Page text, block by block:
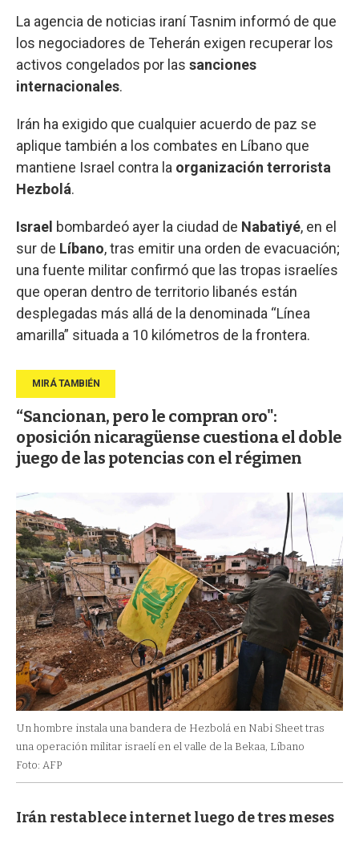
La agencia de noticias iraní Tasnim informó de que
los negociadores de Teherán exigen recuperar los
activos congelados por las sanciones
internacionales.
Irán ha exigido que cualquier acuerdo de paz se
aplique también a los combates en Líbano que
mantiene Israel contra la organización terrorista
Hezbolá.
Israel bombardeó ayer la ciudad de Nabatiyé, en el
sur de Líbano, tras emitir una orden de evacuación;
una fuente militar confirmó que las tropas israelíes
que operan dentro de territorio libanés están
desplegadas más allá de la denominada “Línea
amarilla” situada a 10 kilómetros de la frontera.
“Sancionan, pero le compran oro":
oposición nicaragüense cuestiona el doble
juego de las potencias con el régimen
Un hombre instala una bandera de Hezbolá en Nabi Sheet tras
una operación militar israelí en el valle de la Bekaa, Líbano
Foto: AFP
Irán restablece internet luego de tres meses